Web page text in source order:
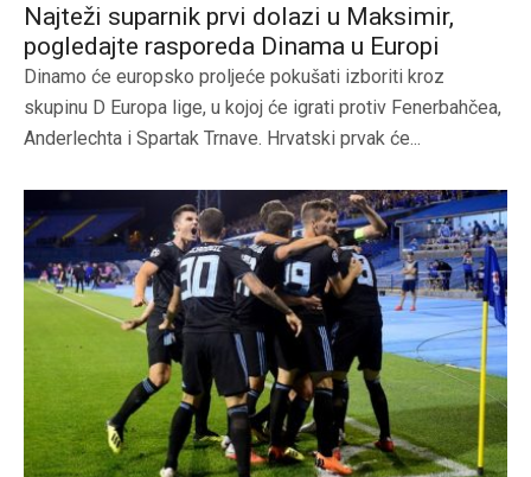
Najteži suparnik prvi dolazi u Maksimir,
pogledajte rasporeda Dinama u Europi
Dinamo će europsko proljeće pokušati izboriti kroz
skupinu D Europa lige, u kojoj će igrati protiv Fenerbahčea,
Anderlechta i Spartak Trnave. Hrvatski prvak će...